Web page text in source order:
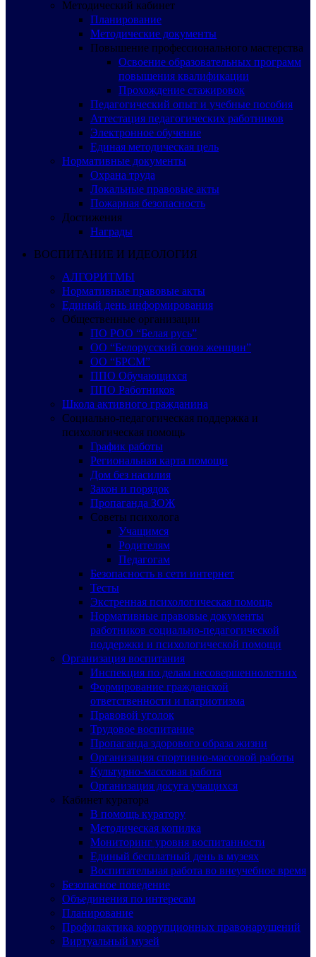
Методический кабинет
Планирование
Методические документы
Повышение профессионального мастерства
Освоение образовательных программ
повышения квалификации
Прохождение стажировок
Педагогический опыт и учебные пособия
Аттестация педагогических работников
Электронное обучение
Единая методическая цель
Нормативные документы
Охрана труда
Локальные правовые акты
Пожарная безопасность
Достижения
Награды
ВОСПИТАНИЕ И ИДЕОЛОГИЯ
АЛГОРИТМЫ
Нормативные правовые акты
Единый день информирования
Общественные организации
ПО РОО “Белая русь”
ОО “Белорусский союз женщин”
ОО “БРСМ”
ППО Обучающихся
ППО Работников
Школа активного гражданина
Социально-педагогическая поддержка и
психологическая помощь
График работы
Региональная карта помощи
Дом без насилия
Закон и порядок
Пропаганда ЗОЖ
Советы психолога
Учащимся
Родителям
Педагогам
Безопасность в сети интернет
Тесты
Экстренная психологическая помощь
Нормативные правовые документы
работников социально-педагогической
поддержки и психологической помощи
Организация воспитания
Инспекция по делам несовершеннолетних
Формирование гражданской
ответственности и патриотизма
Правовой уголок
Трудовое воспитание
Пропаганда здорового образа жизни
Организация спортивно-массовой работы
Культурно-массовая работа
Организация досуга учащихся
Кабинет куратора
В помощь куратору
Методическая копилка
Мониторинг уровня воспитанности
Единый бесплатный день в музеях
Воспитательная работа во внеучебное время
Безопасное поведение
Объединения по интересам
Планирование
Профилактика коррупционных правонарушений
Виртуальный музей